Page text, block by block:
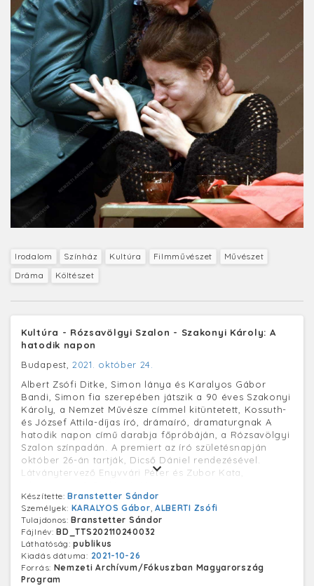
Irodalom Színház Kultúra Filmművészet
Művészet
Dráma
Költészet
Kultúra - Rózsavölgyi Szalon - Szakonyi Károly: A
hatodik napon
Budapest, 2021. október 24.
Albert Zsófi Ditke, Simon lánya és Karalyos Gábor
Bandi, Simon fia szerepében játszik a 90 éves Szakonyi
Károly, a Nemzet Művésze címmel kitüntetett, Kossuth-
és József Attila-díjas író, drámaíró, dramaturgnak A
hatodik napon című darabja főpróbáján, a Rózsavölgyi
Szalon színpadán. A premiert az író születésnapján
október 26-án tartják, Dicső Dániel rendezésével.
Látványtervező Enyvvári Péter és Zubor Kata,
Készítette:Branstetter Sándor
Személyek: KARALYOS Gábor, ALBERTI Zsófi
Tulajdonos:Branstetter Sándor
Fájlnév:BD_TTS202110240032
Láthatóság:publikus
Kiadás dátuma: 2021-10-26
Forrás: Nemzeti Archívum/Fókuszban Magyarország
Program